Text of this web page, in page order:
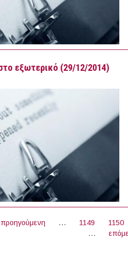
εξωτερικό (29/12/2014)
προηγούμενη … 1149 1150
…